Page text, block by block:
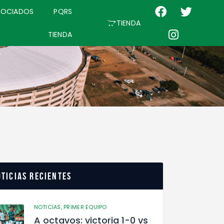
PQRS
TIENDA
TIENDA
recientes
NOTICIAS,PRIMER EQUIPO
A octavos: victoria 1-0 vs